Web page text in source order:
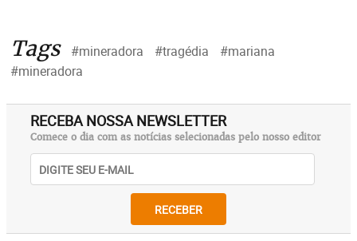
Tags #mineradora #tragédia
#mariana
#mineradora
RECEBA NOSSA NEWSLETTER
Comece o dia com as notícias selecionadas pelo nosso editor
RECEBER